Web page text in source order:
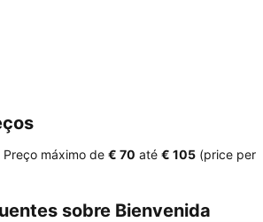
Preço máximo de ‎€ 70 até ‎€ 105 (price per
sobre Bienvenida